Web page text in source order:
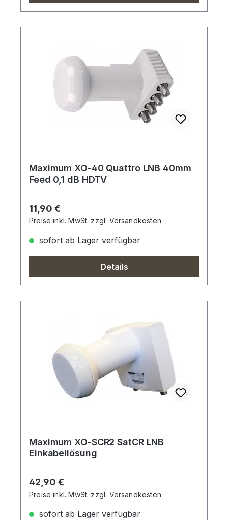
Maximum XO-40 Quattro LNB 40mm
Feed 0,1 dB HDTV
Regulärer Preis:
11,90 €
Preise inkl. MwSt. zzgl. Versandkosten
sofort ab Lager verfügbar
Details
Maximum XO-SCR2 SatCR LNB
Einkabellösung
Regulärer Preis:
42,90 €
Preise inkl. MwSt. zzgl. Versandkosten
sofort ab Lager verfügbar